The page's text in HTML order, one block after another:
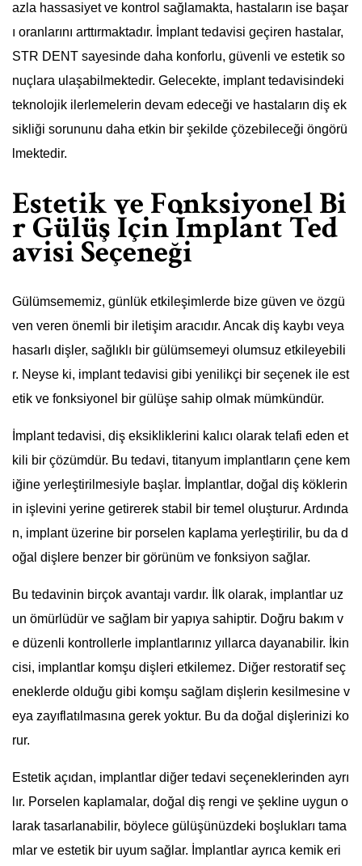
azla hassasiyet ve kontrol sağlamakta, hastaların ise başar
ı oranlarını arttırmaktadır. İmplant tedavisi geçiren hastalar,
STR DENT sayesinde daha konforlu, güvenli ve estetik so
nuçlara ulaşabilmektedir. Gelecekte, implant tedavisindeki
teknolojik ilerlemelerin devam edeceği ve hastaların diş ek
sikliği sorununu daha etkin bir şekilde çözebileceği öngörü
lmektedir.
Estetik ve Fonksiyonel Bi
r Gülüş İçin İmplant Ted
avisi Seçeneği
Gülümsememiz, günlük etkileşimlerde bize güven ve özgü
ven veren önemli bir iletişim aracıdır. Ancak diş kaybı veya
hasarlı dişler, sağlıklı bir gülümsemeyi olumsuz etkileyebili
r. Neyse ki, implant tedavisi gibi yenilikçi bir seçenek ile est
etik ve fonksiyonel bir gülüşe sahip olmak mümkündür.
İmplant tedavisi, diş eksikliklerini kalıcı olarak telafi eden et
kili bir çözümdür. Bu tedavi, titanyum implantların çene kem
iğine yerleştirilmesiyle başlar. İmplantlar, doğal diş köklerin
in işlevini yerine getirerek stabil bir temel oluşturur. Ardında
n, implant üzerine bir porselen kaplama yerleştirilir, bu da d
oğal dişlere benzer bir görünüm ve fonksiyon sağlar.
Bu tedavinin birçok avantajı vardır. İlk olarak, implantlar uz
un ömürlüdür ve sağlam bir yapıya sahiptir. Doğru bakım v
e düzenli kontrollerle implantlarınız yıllarca dayanabilir. İkin
cisi, implantlar komşu dişleri etkilemez. Diğer restoratif seç
eneklerde olduğu gibi komşu sağlam dişlerin kesilmesine v
eya zayıflatılmasına gerek yoktur. Bu da doğal dişlerinizi ko
rur.
Estetik açıdan, implantlar diğer tedavi seçeneklerinden ayrı
lır. Porselen kaplamalar, doğal diş rengi ve şekline uygun o
larak tasarlanabilir, böylece gülüşünüzdeki boşlukları tama
mlar ve estetik bir uyum sağlar. İmplantlar ayrıca kemik eri